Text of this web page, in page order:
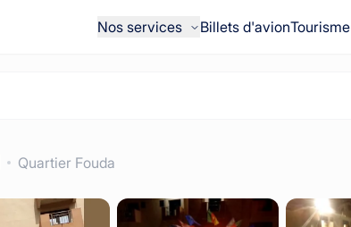
Nos services Billets d'avionTourisme
Quartier Fouda